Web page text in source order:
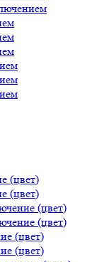
(цвет)
(цвет)
(цвет)
(цвет)
(цвет)
(цвет)